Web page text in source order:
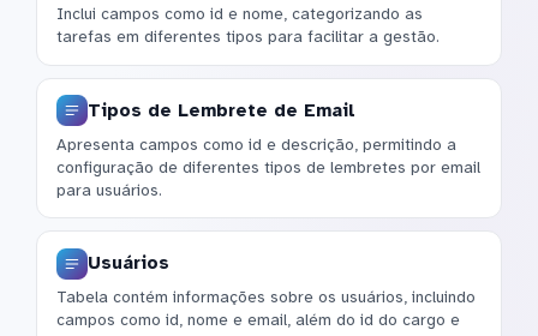
Inclui campos como id e nome, categorizando as
tarefas em diferentes tipos para facilitar a gestão.
Tipos de Lembrete de Email
Apresenta campos como id e descrição, permitindo a
configuração de diferentes tipos de lembretes por email
para usuários.
Usuários
Tabela contém informações sobre os usuários, incluindo
campos como id, nome e email, além do id do cargo e